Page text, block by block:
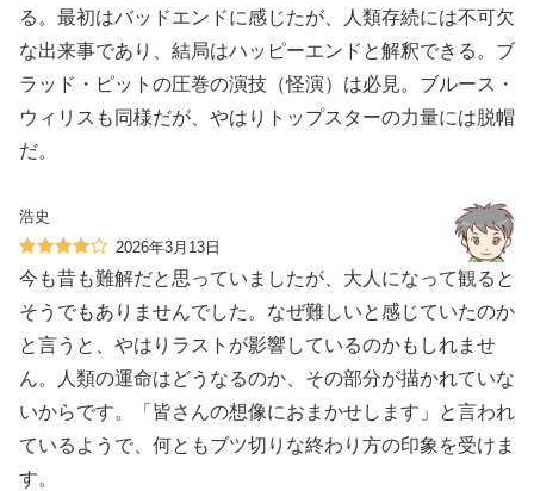
る。最初はバッドエンドに感じたが、人類存続には不可欠
な出来事であり、結局はハッピーエンドと解釈できる。ブ
ラッド・ピットの圧巻の演技（怪演）は必見。ブルース・
ウィリスも同様だが、やはりトップスターの力量には脱帽
だ。
浩史
2026年3月13日
今も昔も難解だと思っていましたが、大人になって観ると
そうでもありませんでした。なぜ難しいと感じていたのか
と言うと、やはりラストが影響しているのかもしれませ
ん。人類の運命はどうなるのか、その部分が描かれていな
いからです。「皆さんの想像におまかせします」と言われ
ているようで、何ともブツ切りな終わり方の印象を受けま
す。